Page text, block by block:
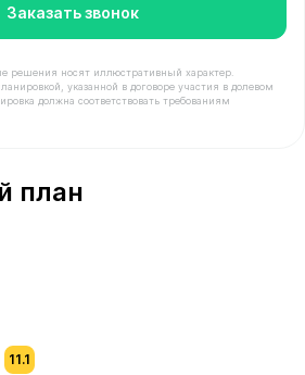
Заказать звонок
решения носят иллюстративный характер.
указанной в договоре участия в долевом
должна соответствовать требованиям
план
11.1